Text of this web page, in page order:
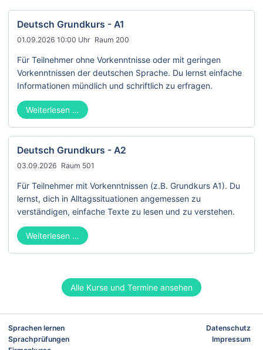
Deutsch Grundkurs - A1
01.09.2026 10:00 Uhr Raum 200
Für Teilnehmer ohne Vorkenntnisse oder mit geringen
Vorkenntnissen der deutschen Sprache. Du lernst einfache
Informationen mündlich und schriftlich zu erfragen.
Weiterlesen … Deutsch Grundkurs - A1
Deutsch Grundkurs - A2
03.09.2026 Raum 501
Für Teilnehmer mit Vorkenntnissen (z.B. Grundkurs A1). Du
lernst, dich in Alltags­situationen angemessen zu
verständigen, einfache Texte zu lesen und zu verstehen.
Weiterlesen … Deutsch Grundkurs - A2
Alle Kurse und Termine ansehen
Navigation
überspringen
Sprachen lernen
Sprachprüfungen
Datenschutz
Impressum